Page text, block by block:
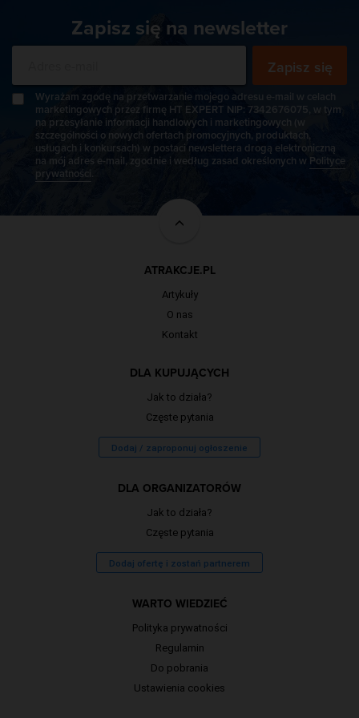
Zapisz się na newsletter
Zapisz się
Wyrażam zgodę na przetwarzanie mojego adresu e-mail w celach
marketingowych przez firmę HT EXPERT NIP: 7342676075, w tym
na przesyłanie informacji handlowych i marketingowych (w
szczególności o nowych ofertach promocyjnych, produktach,
usługach i konkursach) w postaci newslettera drogą elektroniczną
na mój adres e-mail, zgodnie i według zasad określonych w Polityce
prywatności.
ATRAKCJE.PL
Artykuły
O nas
Kontakt
DLA KUPUJĄCYCH
Jak to działa?
Częste pytania
Dodaj / zaproponuj ogłoszenie
DLA ORGANIZATORÓW
Jak to działa?
Częste pytania
Dodaj ofertę i zostań partnerem
WARTO WIEDZIEĆ
Polityka prywatności
Regulamin
Do pobrania
Ustawienia cookies